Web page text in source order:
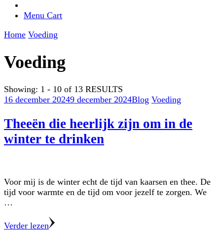
Menu Cart
Home Voeding
Voeding
Showing: 1 - 10 of 13 RESULTS
16 december 20249 december 2024Blog Voeding
Theeën die heerlijk zijn om in de
winter te drinken
Voor mij is de winter echt de tijd van kaarsen en thee. De
tijd voor warmte en de tijd om voor jezelf te zorgen. We
…
Verder lezen